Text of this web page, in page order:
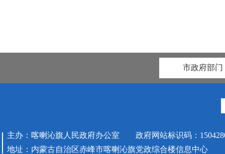
市政府部门
主办：喀喇沁旗人民政府办公室 政府网站标识码：
地址：内蒙古自治区赤峰市喀喇沁旗党政综合楼信息中心